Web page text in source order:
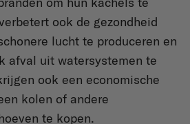
ook de gezondheid
lucht te produceren en
afval uit watersystemen te
ook een economische
kolen of andere
te kopen.